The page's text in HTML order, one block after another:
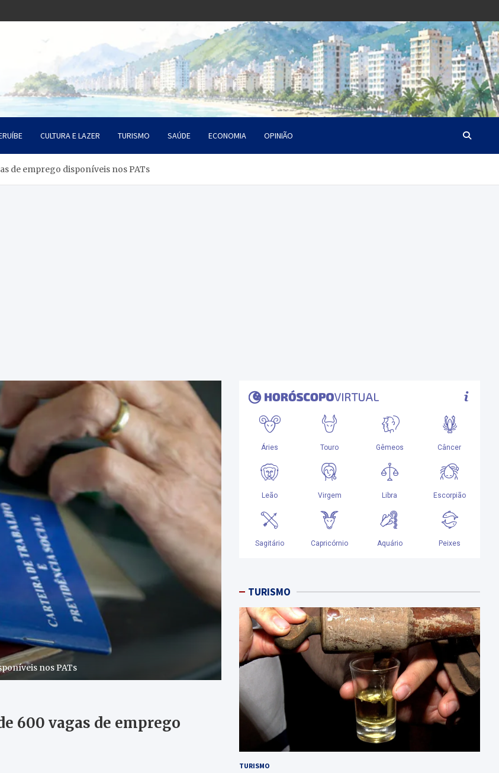
SP
CULTURA E LAZER TURISMO SAÚDE ECONOMIA OPINIÃO
de emprego disponíveis nos PATs
nos PATs
600 vagas de emprego
TURISMO
TURISMO